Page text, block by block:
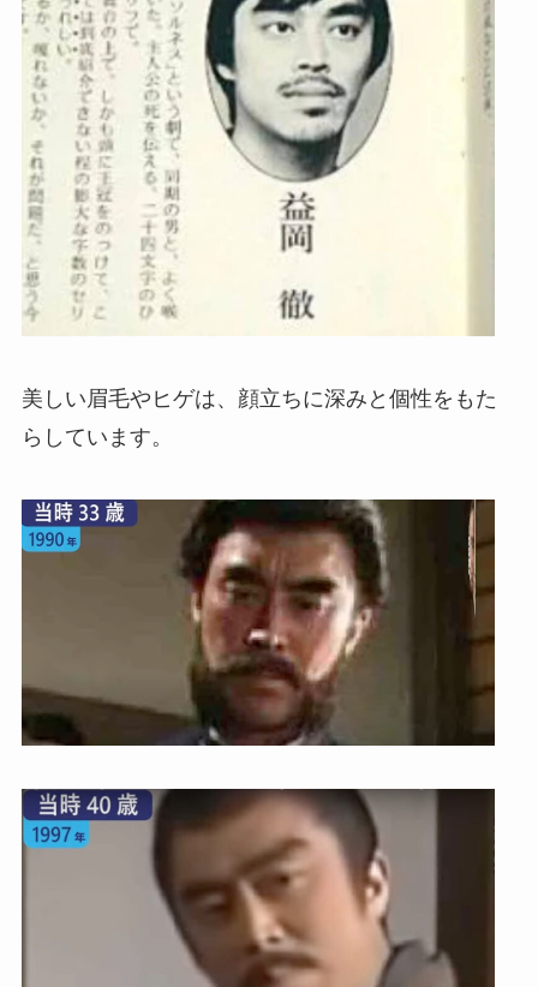
美しい眉毛やヒゲは、顔立ちに深みと個性をもた
らしています。